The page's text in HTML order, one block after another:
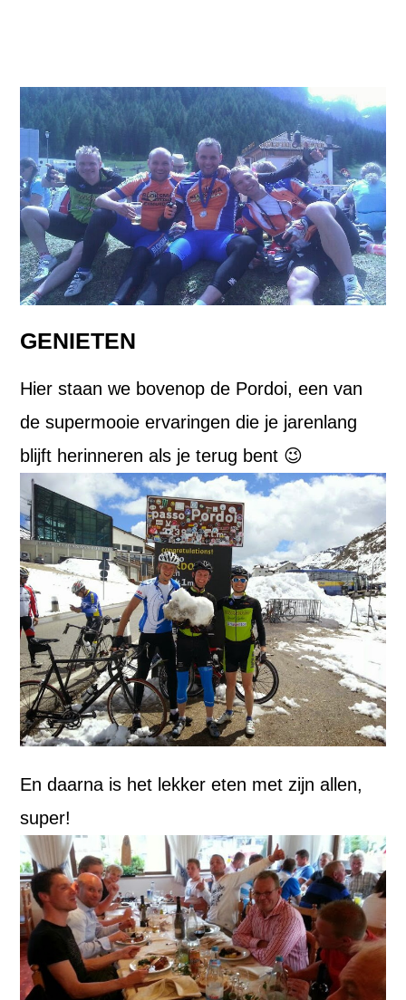
GENIETEN
Hier staan we bovenop de Pordoi, een van
de supermooie ervaringen die je jarenlang
blijft herinneren als je terug bent 😉
En daarna is het lekker eten met zijn allen,
super!